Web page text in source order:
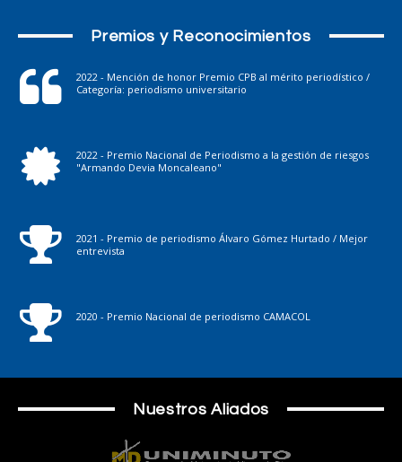
Premios y Reconocimientos
2022 - Mención de honor Premio CPB al mérito periodístico /
Categoría: periodismo universitario
2022 - Premio Nacional de Periodismo a la gestión de riesgos
"Armando Devia Moncaleano"
2021 - Premio de periodismo Álvaro Gómez Hurtado / Mejor
entrevista
2020 - Premio Nacional de periodismo CAMACOL
Nuestros Aliados